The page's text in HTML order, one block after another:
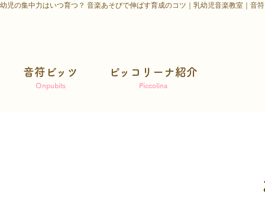
幼児の集中力はいつ育つ？ 音楽あそびで伸ばす育成のコツ｜乳幼児音楽教室｜音
音符ビッツ
Onpubits
ピッコリーナ紹介
Piccolina